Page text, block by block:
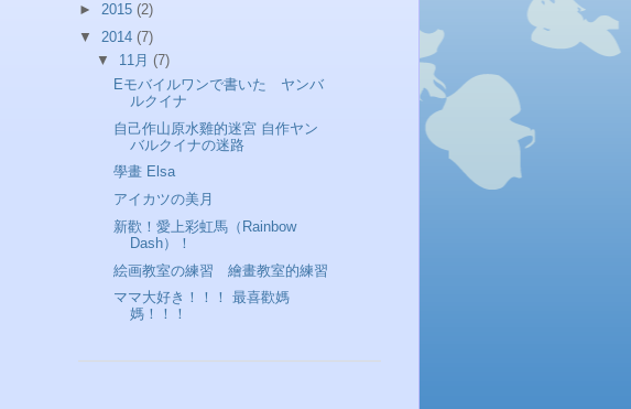
► 2015 (2)
▼ 2014 (7)
▼ 11月 (7)
Eモバイルワンで書いた ヤンバ
ルクイナ
自己作山原水雞的迷宮 自作ヤン
バルクイナの迷路
學畫 Elsa
アイカツの美月
新歡！愛上彩虹馬（Rainbow
Dash）！
絵画教室の練習 繪畫教室的練習
ママ大好き！！！ 最喜歡媽
媽！！！